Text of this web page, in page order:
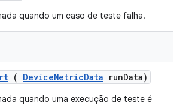
quando um caso de teste falha.
( DeviceMetricData runData)
quando uma execução de teste é